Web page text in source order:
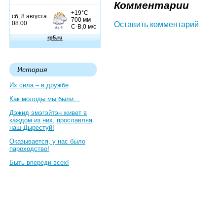
История
Их сила – в дружбе
Как молоды мы были…
Дэжид эмэгэйтэн живет в
каждом из них, прославляя
наш Дырестуй!
Оказывается, у нас было
пароходство!
Быть впереди всех!
Комментарии
Оставить комментарий